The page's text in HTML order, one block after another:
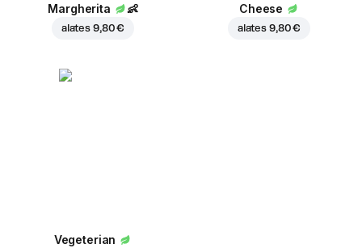
Margherita 👶
alates 9,80 €
Cheese
alates 9,80 €
Vegeterian